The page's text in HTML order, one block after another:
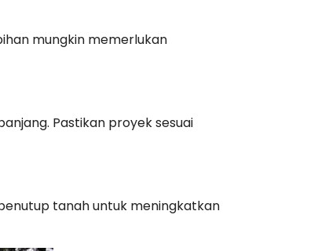
mungkin memerlukan
Pastikan proyek sesuai
tanah untuk meningkatkan